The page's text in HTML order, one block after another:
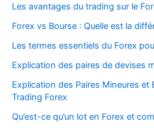
Les avantages du trading sur le
Forex vs Bourse : Quelle est la
Les termes essentiels du Forex
Explication des paires de devises
Explication des Paires Mineures et
Trading Forex
Qu’est-ce qu’un lot en Forex et